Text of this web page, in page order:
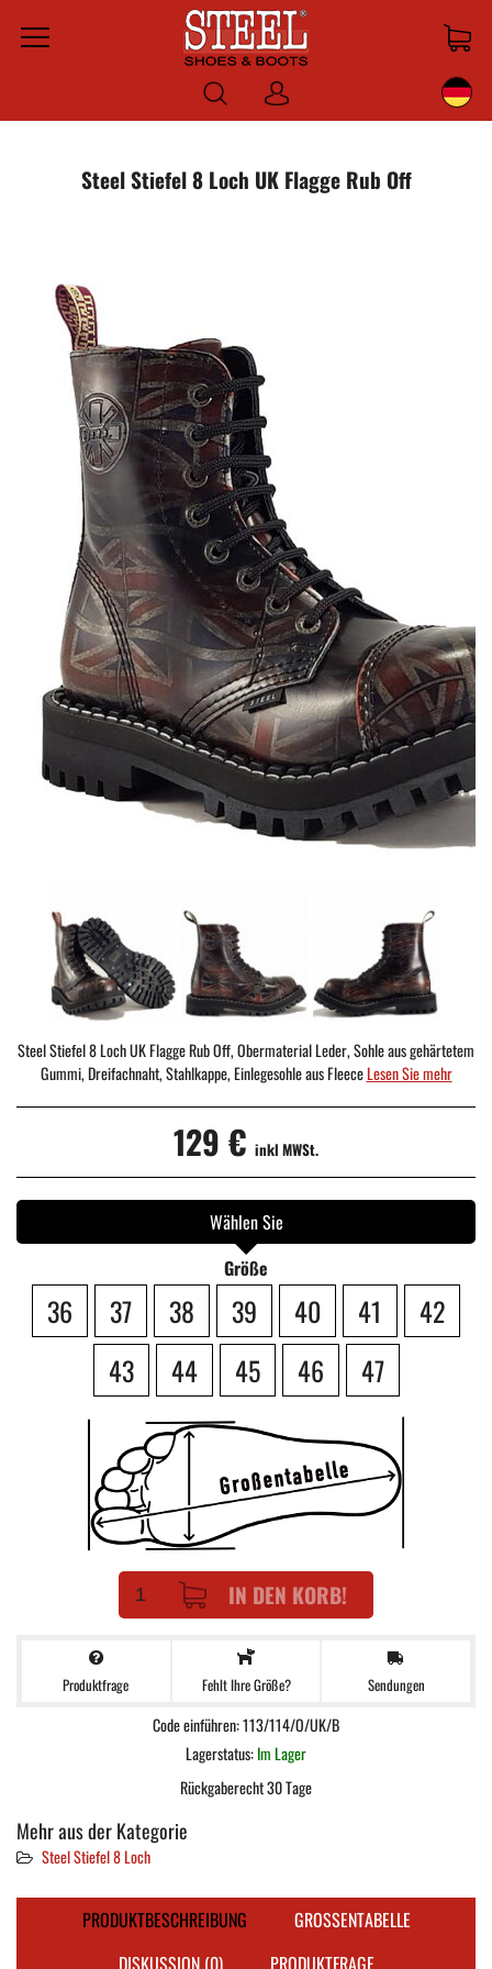
Menu
Anmelden
Steel Stiefel 8 Loch UK Flagge Rub Off
Steel Stiefel 8 Loch UK Flagge Rub Off, Obermaterial Leder, Sohle aus gehärtetem
Gummi, Dreifachnaht, Stahlkappe, Einlegesohle aus FleeceLesen Sie mehr
129 € inkl MWSt.
Wählen Sie
Größe
36 37 38 39 40 41
42
43
44 45 46 47
IN DEN KORB!
Produktfrage Fehlt Ihre Größe? Sendungen
Code einführen: 113/114/O/UK/B
Lagerstatus:Im Lager
Rückgaberecht 30 Tage
Mehr aus der Kategorie
Steel Stiefel 8 Loch
PRODUKTBESCHREIBUNG
GROSSENTABELLE
DISKUSSION (0)
PRODUKTFRAGE